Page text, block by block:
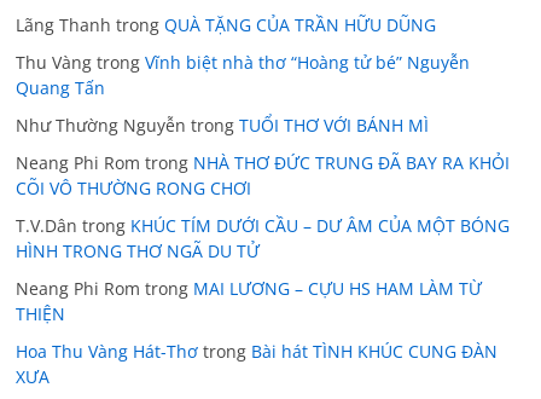
Lãng Thanh trongQUÀ TẶNG CỦA TRẦN HỮU DŨNG
Thu Vàng trongVĩnh biệt nhà thơ “Hoàng tử bé” Nguyễn
Quang Tấn
Như Thường Nguyễn trongTUỔI THƠ VỚI BÁNH MÌ
Neang Phi Rom trong NHÀ THƠ ĐỨC TRUNG ĐÃ BAY RA KHỎI
CÕI VÔ THƯỜNG RONG CHƠI
T.V.Dân trong KHÚC TÍM DƯỚI CẦU – DƯ ÂM CỦA MỘT BÓNG
HÌNH TRONG THƠ NGÃ DU TỬ
Neang Phi Rom trong MAI LƯƠNG – CỰU HS HAM LÀM TỪ
THIỆN
Hoa Thu Vàng Hát-Thơ trong Bài hát TÌNH KHÚC CUNG ĐÀN
XƯA